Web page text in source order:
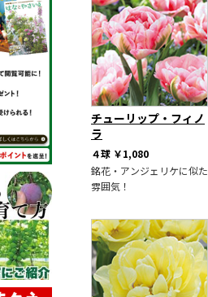
チューリップ・フィノ
ラ
４球 ￥1,080
銘花・アンジェリケに似た
雰囲気！